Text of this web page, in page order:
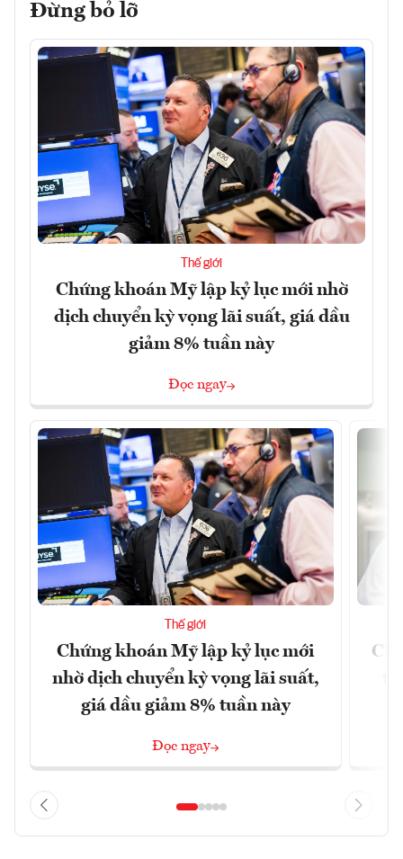
Đừng bỏ lỡ
Thế giới
Chứng khoán Mỹ lập kỷ lục mới nhờ
dịch chuyển kỳ vọng lãi suất, giá dầu
giảm 8% tuần này
Đọc ngay
Thế giới
Chứng khoán Mỹ lập kỷ lục mới
nhờ dịch chuyển kỳ vọng lãi suất,
giá dầu giảm 8% tuần này
Đọc ngay